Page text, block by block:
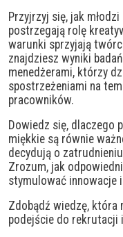
Przyjrzyj się, jak
postrzegają rolę
warunki sprzyjają
znajdziesz wyniki
menedżerami, którzy
spostrzeżeniami na
pracowników.
Dowiedz się, dlaczego
miękkie są równie
decydują o
Zrozum, jak
stymulować innowacje
Zdobądź wiedzę,
podejście do rekrutacji